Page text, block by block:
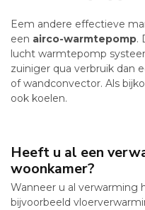
Eem andere effectieve
een airco-warmtepomp.
lucht warmtepomp
zuiniger qua verbruik dan
of wandconvector. Als
ook koelen.
Heeft u al een
woonkamer?
Wanneer u al verwarming
bijvoorbeeld